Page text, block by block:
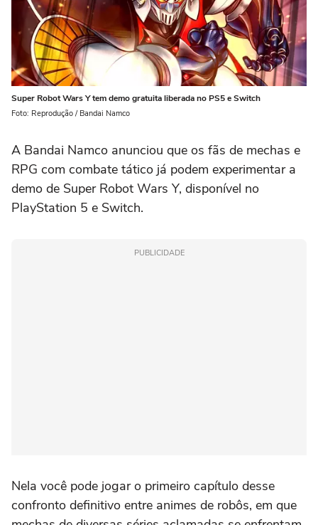
Super Robot Wars Y tem demo gratuita liberada no PS5 e Switch
Foto: Reprodução / Bandai Namco
A Bandai Namco anunciou que os fãs de mechas e
RPG com combate tático já podem experimentar a
demo de Super Robot Wars Y, disponível no
PlayStation 5 e Switch.
PUBLICIDADE
Nela você pode jogar o primeiro capítulo desse
confronto definitivo entre animes de robôs, em que